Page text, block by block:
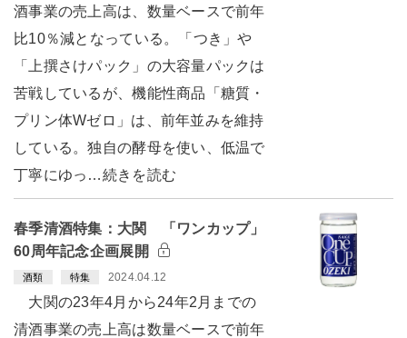
酒事業の売上高は、数量ベースで前年
比10％減となっている。「つき」や
「上撰さけパック」の大容量パックは
苦戦しているが、機能性商品「糖質・
プリン体Wゼロ」は、前年並みを維持
している。独自の酵母を使い、低温で
丁寧にゆっ…続きを読む
春季清酒特集：大関 「ワンカップ」
60周年記念企画展開
酒類 特集 2024.04.12
大関の23年4月から24年2月までの
清酒事業の売上高は数量ベースで前年